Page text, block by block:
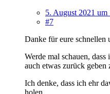
5. August 2021 um
#7
Danke für eure schnellen
Werde mal schauen,
auch etwas zurück geben
Ich denke, dass ich ehr
holen...